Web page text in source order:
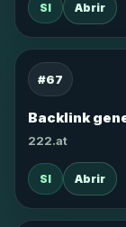
SI Abrir
#67
Backlink
222.at
SI Abrir